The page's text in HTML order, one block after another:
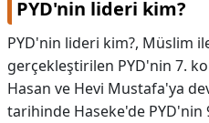
PYD'nin lideri kim?
PYD'nin lideri kim?, Müslim
gerçekleştirilen PYD'nin 7.
Hasan ve Hevi Mustafa'ya
tarihinde Haseke'de PYD'nin